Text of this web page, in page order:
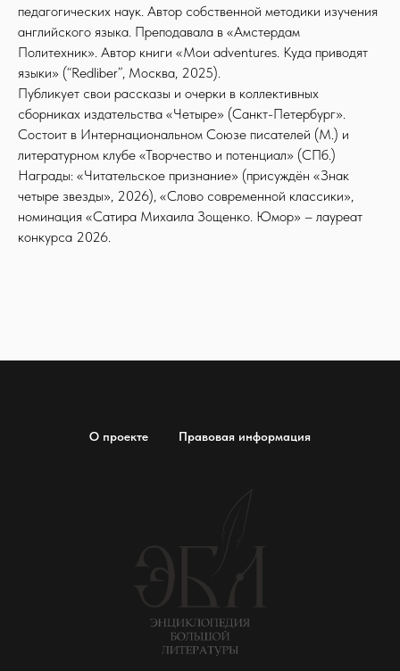
педагогических наук. Автор собственной методики изучения
английского языка. Преподавала в «Амстердам
Политехник». Автор книги «Мои adventures. Куда приводят
языки» (“Redliber”, Москва, 2025).
Публикует свои рассказы и очерки в коллективных
сборниках издательства «Четыре» (Санкт-Петербург».
Состоит в Интернациональном Союзе писателей (М.) и
литературном клубе «Творчество и потенциал» (СПб.)
Награды: «Читательское признание» (присуждён «Знак
четыре звезды», 2026), «Слово современной классики»,
номинация «Сатира Михаила Зощенко. Юмор» – лауреат
конкурса 2026.
О проекте Правовая информация